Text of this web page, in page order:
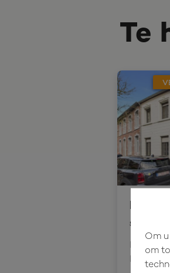
Om
om
Te
slpk in
De-Stad